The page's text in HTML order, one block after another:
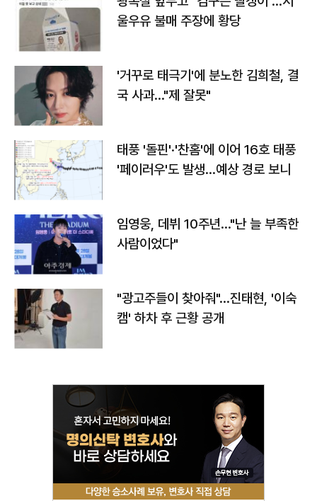
울우유 불매 주장에 황당
'거꾸로 태극기'에 분노한 김희철, 결
국 사과…"제 잘못"
태풍 '돌핀'·'찬홈'에 이어 16호 태풍
'페이러우'도 발생…예상 경로 보니
임영웅, 데뷔 10주년…"난 늘 부족한
사람이었다"
"광고주들이 찾아줘"…진태현, '이숙
캠' 하차 후 근황 공개